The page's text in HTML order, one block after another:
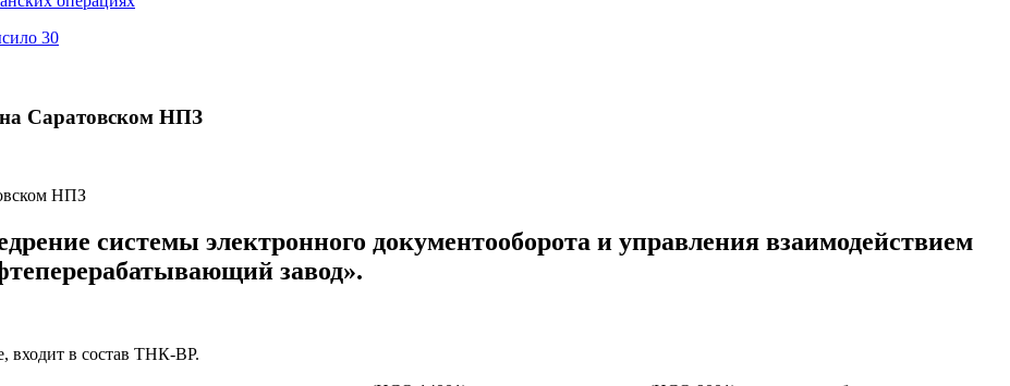
30
Саратовском НПЗ
системы электронного документооборота и управления взаимодействием
завод».
входит в состав ТНК-BP.